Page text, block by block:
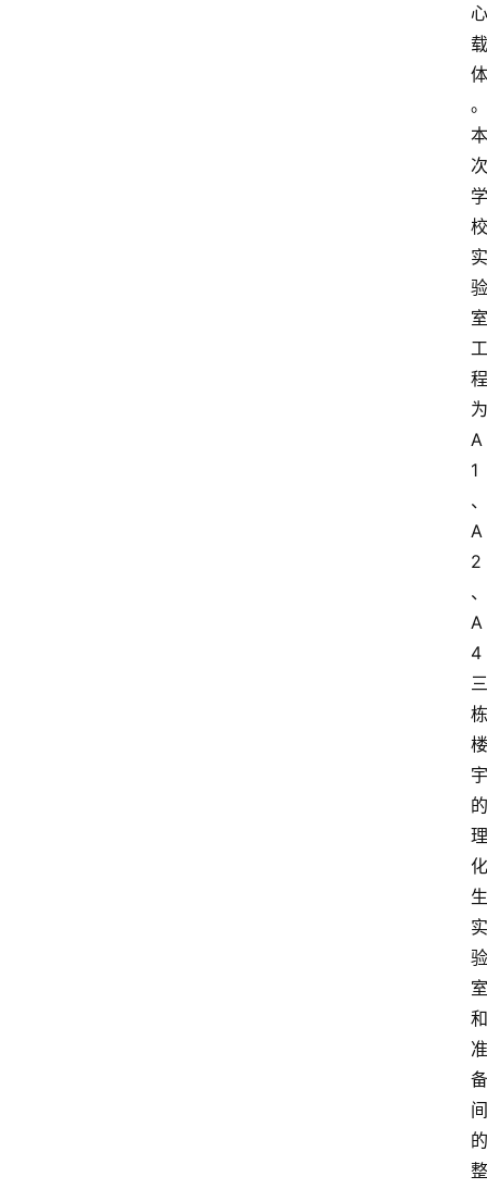
心
载
体
。
本
次
学
校
实
验
室
工
程
为
A
1
、
A
2
、
A
4
三
栋
楼
宇
的
理
化
生
实
验
室
和
准
备
间
的
整